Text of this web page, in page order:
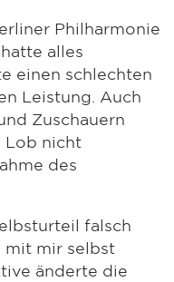
Philharmonie
alles
einen schlechten
Leistung. Auch
Zuschauern
Lob nicht
des
falsch
mit mir selbst
änderte die